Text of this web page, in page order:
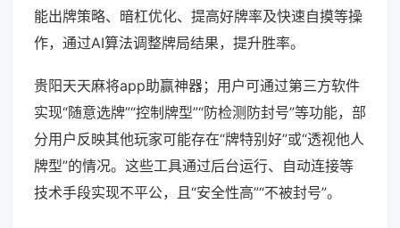
能出牌策略、暗杠优化、提高好牌率及快速自摸等操
作，通过AI算法调整牌局结果，提升胜率。
贵阳天天麻将app助赢神器；用户可通过第三方软件
实现“随意选牌”“控制牌型”“防检测防封号”等功能，部
分用户反映其他玩家可能存在“牌特别好”或“透视他人
牌型”的情况。这些工具通过后台运行、自动连接等
技术手段实现不平公，且“安全性高”“不被封号”。